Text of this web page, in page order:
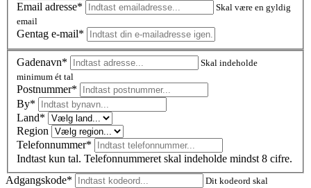
Email adresse*
Skal være en gyldig
email
Gentag e-mail*
Gadenavn*
Skal indeholde
minimum ét tal
Postnummer*
By*
Land*
Region
Telefonnummer*
Indtast kun tal. Telefonnummeret skal indeholde mindst 8 cifre.
Adgangskode*
Dit kodeord skal